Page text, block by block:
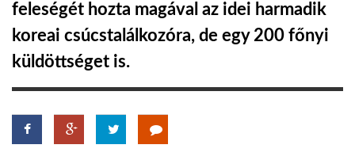
HÍR3D
TROPICALMAGAZIN
feleségét hozta magával az idei harmadik
koreai csúcstalálkozóra, de egy 200 főnyi
küldöttséget is.